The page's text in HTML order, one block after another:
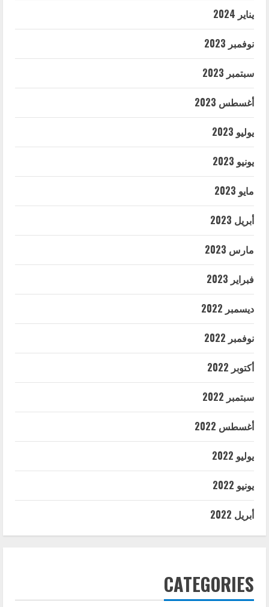
يناير 2024
نوفمبر 2023
سبتمبر 2023
أغسطس 2023
يوليو 2023
يونيو 2023
مايو 2023
أبريل 2023
مارس 2023
فبراير 2023
ديسمبر 2022
نوفمبر 2022
أكتوبر 2022
سبتمبر 2022
أغسطس 2022
يوليو 2022
يونيو 2022
أبريل 2022
CATEGORIES